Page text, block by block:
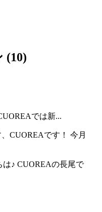
(10)
では新...
CUOREAです！ 今月
は♪ CUOREAの長尾で